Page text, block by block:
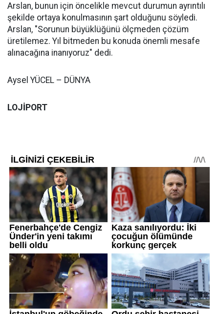
Arslan, bunun için öncelikle mevcut durumun ayrıntılı
şekilde ortaya konulmasının şart olduğunu söyledi.
Arslan, "Sorunun büyüklüğünü ölçmeden çözüm
üretilemez. Yıl bitmeden bu konuda önemli mesafe
alınacağına inanıyoruz" dedi.
Aysel YÜCEL – DÜNYA
LOJİPORT